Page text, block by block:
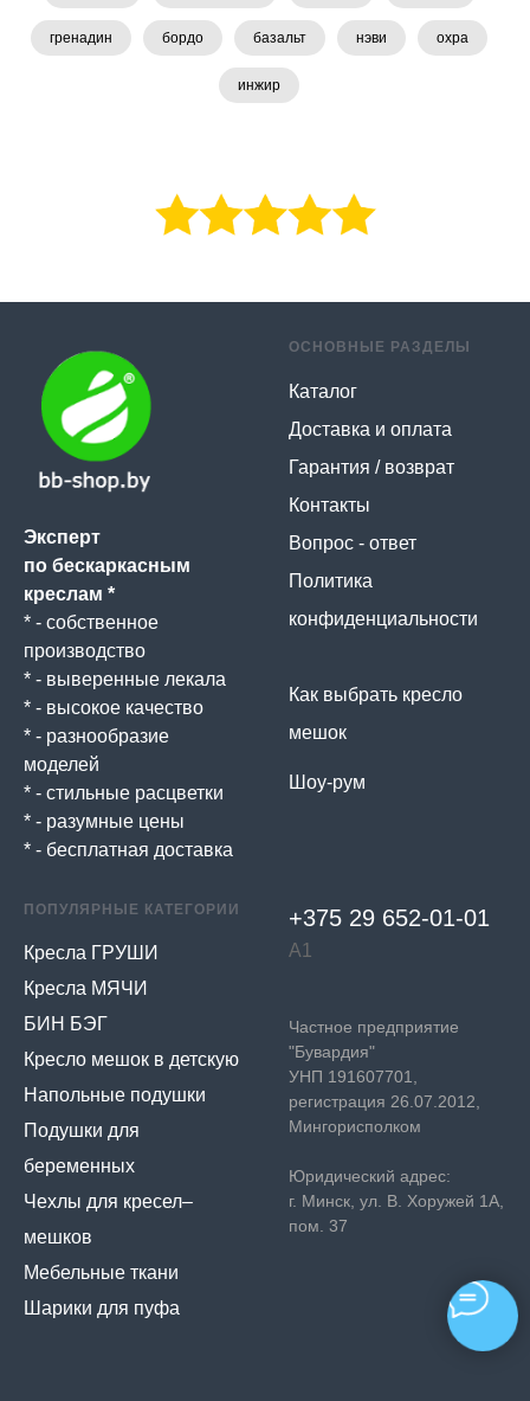
гренадин бордо базальт нэви охра
инжир
Эксперт
по бескаркасным
креслам *
* - собственное
производство
* - выверенные лекала
* - высокое качество
* - разнообразие
моделей
* - стильные расцветки
* - разумные цены
* - бесплатная доставка
ОСНОВНЫЕ РАЗДЕЛЫ
Каталог
Доставка и оплата
Гарантия / возврат
Контакты
Вопрос - ответ
Политика
конфиденциальности
Как выбрать кресло
мешок
Шоу-рум
ПОПУЛЯРНЫЕ КАТЕГОРИИ
Кресла ГРУШИ
Кресла МЯЧИ
БИН БЭГ
Кресло мешок в детскую
Напольные подушки
Подушки для
беременных
Чехлы для кресел–
мешков
Мебельные ткани
Шарики для пуфа
+375 29 652-01-01
А1
Частное предприятие
"Бувардия"
УНП 191607701,
регистрация 26.07.2012,
Мингорисполком
Юридический адрес:
г. Минск, ул. В. Хоружей 1А,
пом. 37